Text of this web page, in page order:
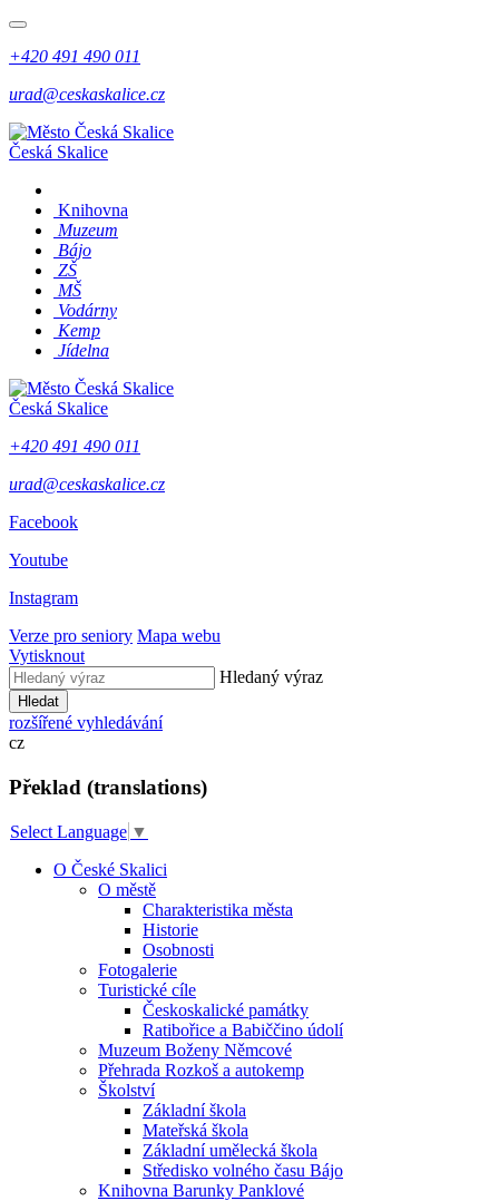
+420 491 490 011
urad@ceskaskalice.cz
Česká Skalice
Knihovna
Muzeum
Bájo
ZŠ
MŠ
Vodárny
Kemp
Jídelna
Česká Skalice
+420 491 490 011
urad@ceskaskalice.cz
Facebook
Youtube
Instagram
Verze pro seniory Mapa webu
Vytisknout
Hledaný výraz
Hledat
rozšířené vyhledávání
cz
Překlad (translations)
Select Language ▼
O České Skalici
O městě
Charakteristika města
Historie
Osobnosti
Fotogalerie
Turistické cíle
Českoskalické památky
Ratibořice a Babiččino údolí
Muzeum Boženy Němcové
Přehrada Rozkoš a autokemp
Školství
Základní škola
Mateřská škola
Základní umělecká škola
Středisko volného času Bájo
Knihovna Barunky Panklové